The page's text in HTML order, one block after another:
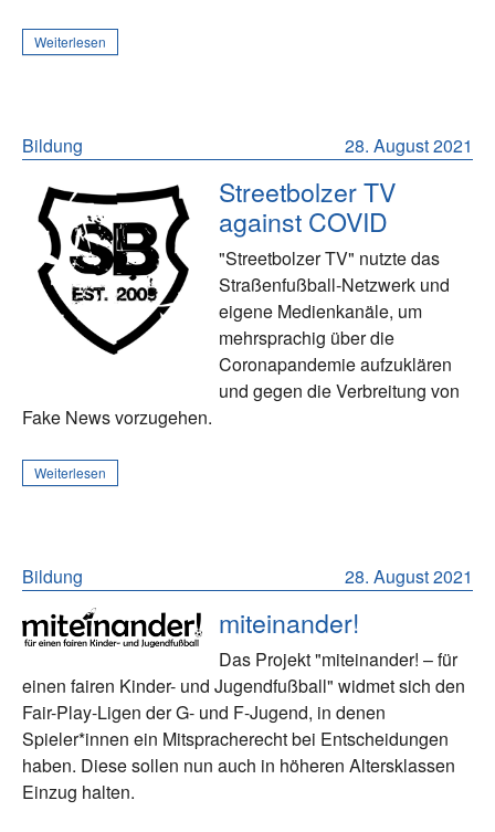
Weiterlesen
28. August 2021
Bildung
Streetbolzer TV
against COVID
"Streetbolzer TV" nutzte das
Straßenfußball-Netzwerk und
eigene Medienkanäle, um
mehrsprachig über die
Coronapandemie aufzuklären
und gegen die Verbreitung von
Fake News vorzugehen.
Weiterlesen
28. August 2021
Bildung
miteinander!
Das Projekt "miteinander! – für
einen fairen Kinder- und Jugendfußball" widmet sich den
Fair-Play-Ligen der G- und F-Jugend, in denen
Spieler*innen ein Mitspracherecht bei Entscheidungen
haben. Diese sollen nun auch in höheren Altersklassen
Einzug halten.